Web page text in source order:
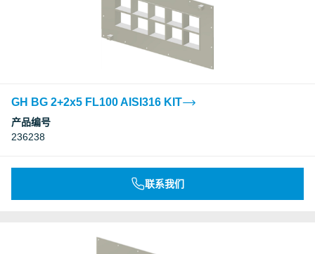
GH BG 2+2x5 FL100 AISI316 KIT
产品编号
236238
联系我们